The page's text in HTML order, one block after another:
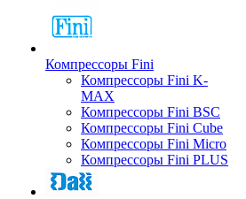
Компрессоры Fini
Компрессоры Fini K-
MAX
Компрессоры Fini BSC
Компрессоры Fini Cube
Компрессоры Fini Micro
Компрессоры Fini PLUS